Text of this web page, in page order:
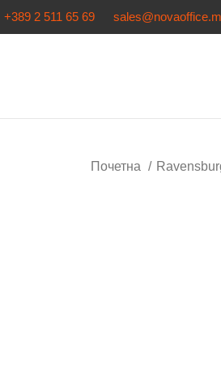
+389 2 511 65 69
Почетна